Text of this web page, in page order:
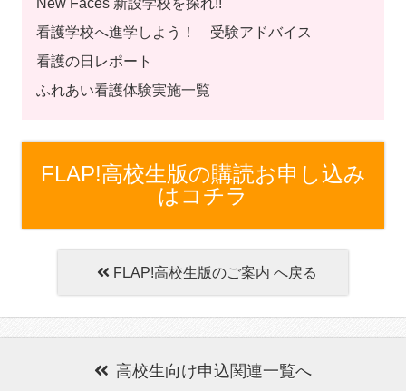
New Faces 新設学校を探れ!!
看護学校へ進学しよう！ 受験アドバイス
看護の日レポート
ふれあい看護体験実施一覧
FLAP!高校生版の購読お申し込み
はコチラ
FLAP!高校生版のご案内 へ戻る
高校生向け申込関連一覧へ